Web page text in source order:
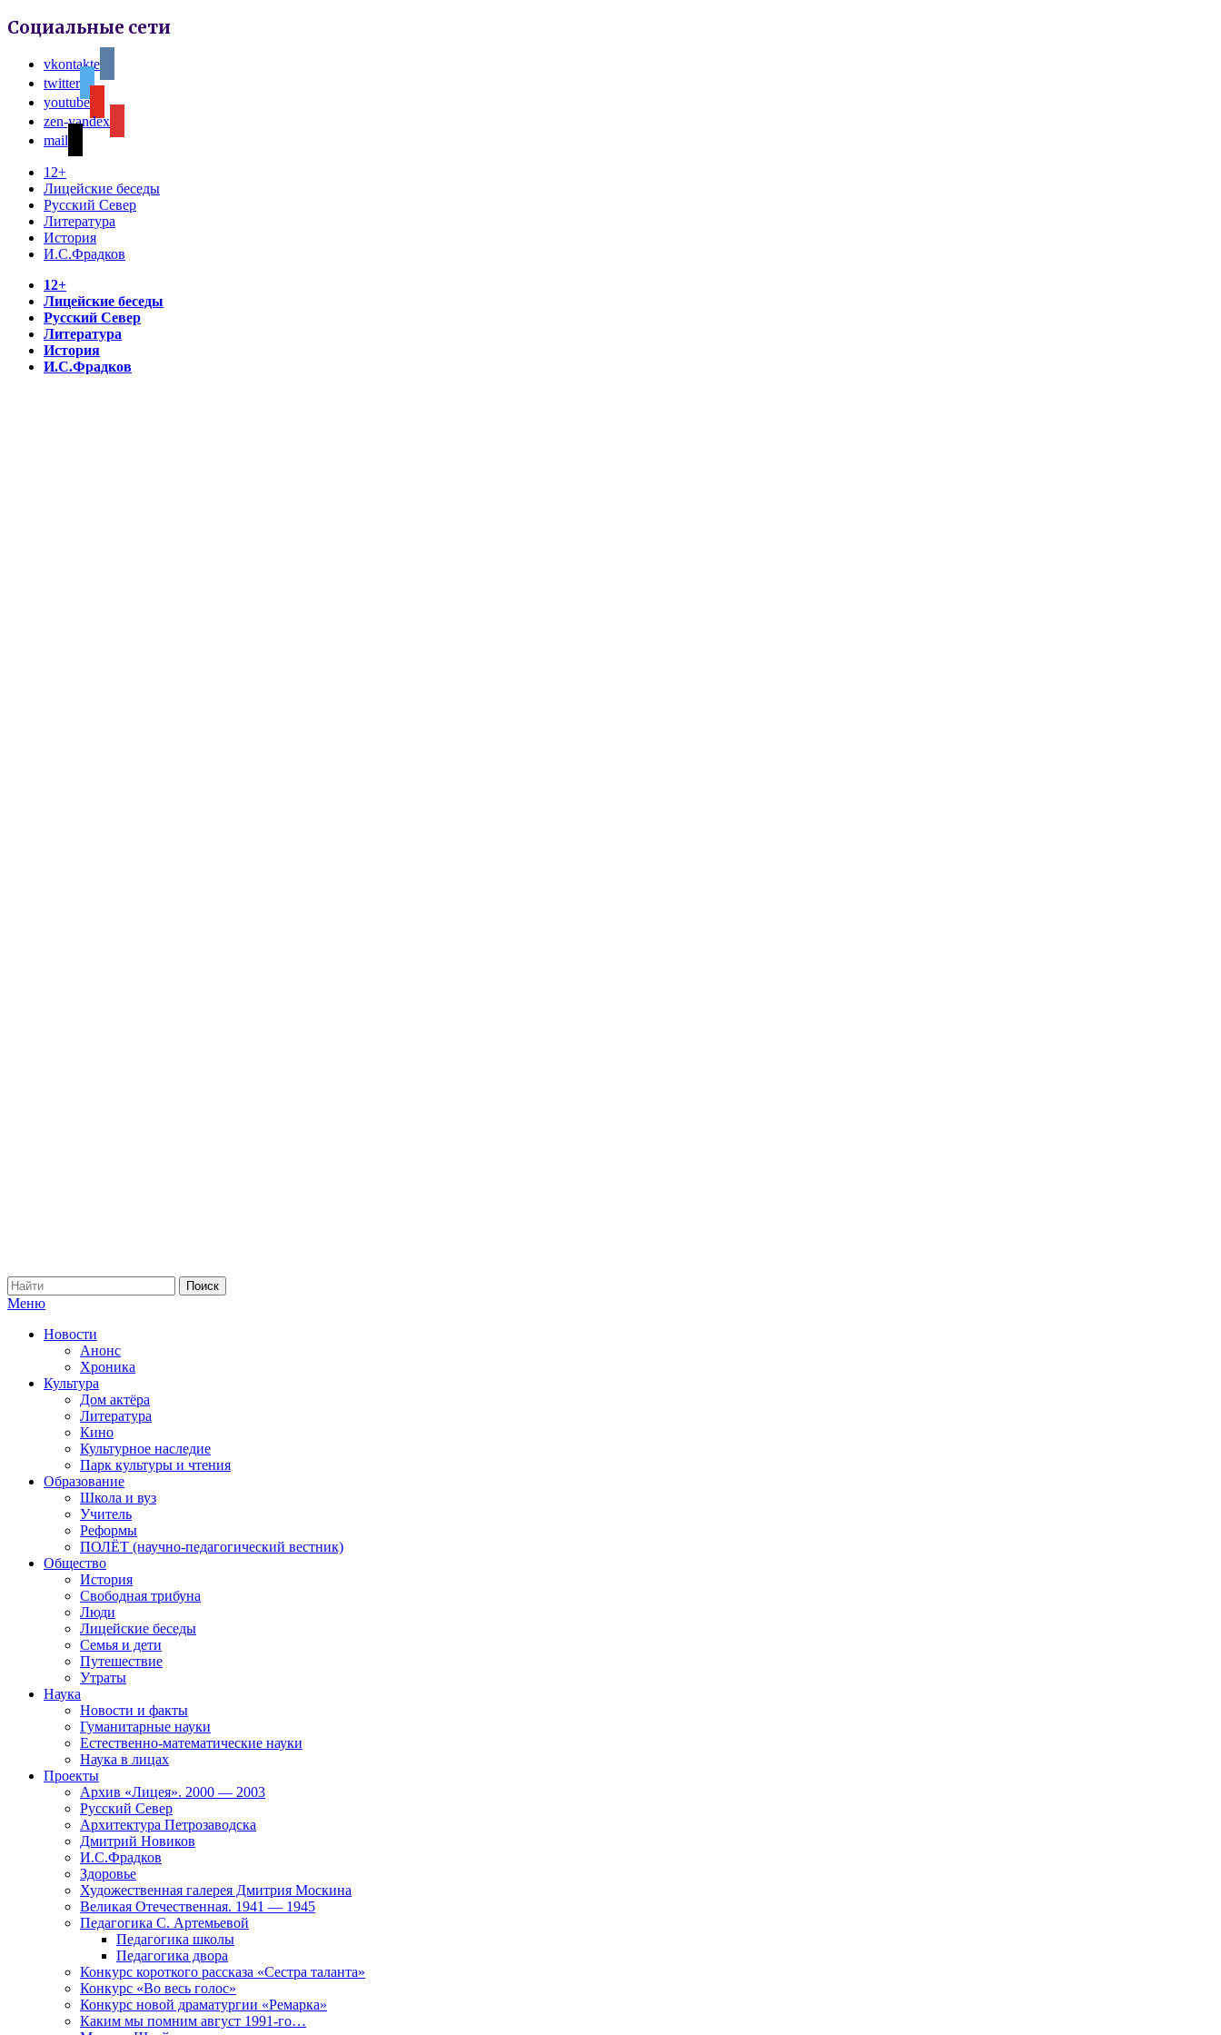
Социальные сети
vkontakte
twitter
youtube
zen-yandex
mail
12+
Лицейские беседы
Русский Север
Литература
История
И.С.Фрадков
12+
Лицейские беседы
Русский Север
Литература
История
И.С.Фрадков
Меню
Новости
Анонс
Хроника
Культура
Дом актёра
Литература
Кино
Культурное наследие
Парк культуры и чтения
Образование
Школа и вуз
Учитель
Реформы
ПОЛЁТ (научно-педагогический вестник)
Общество
История
Свободная трибуна
Люди
Лицейские беседы
Семья и дети
Путешествие
Утраты
Наука
Новости и факты
Гуманитарные науки
Естественно-математические науки
Наука в лицах
Проекты
Архив «Лицея». 2000 — 2003
Русский Север
Архитектура Петрозаводска
Дмитрий Новиков
И.С.Фрадков
Здоровье
Художественная галерея Дмитрия Москина
Великая Отечественная. 1941 — 1945
Педагогика С. Артемьевой
Педагогика школы
Педагогика двора
Конкурс короткого рассказа «Сестра таланта»
Конкурс «Во весь голос»
Конкурс новой драматургии «Ремарка»
Каким мы помним август 1991-го…